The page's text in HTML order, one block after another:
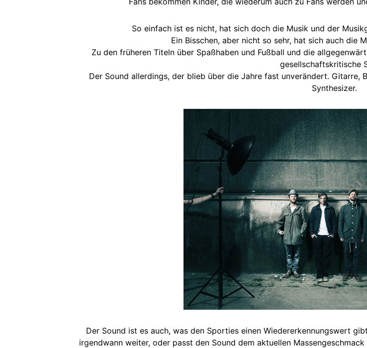
So einfach ist es nicht, hat sich doch die Musik und der
Ein Bisschen, aber nicht so sehr, hat sich auch die
Zu den früheren Titeln über Spaßhaben und Fußball und die
gesellschaftskritische
Der Sound allerdings, der blieb über die Jahre fast unverändert. Gitarre,
Synthesizer.
Der Sound ist es auch, was den Sporties einen Wiedererkennungswert
irgendwann weiter, oder passt den Sound dem aktuellen